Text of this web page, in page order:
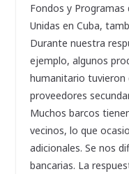
Fondos y Programas
Unidas en Cuba,
Durante nuestra
ejemplo, algunos
humanitario tuvieron
proveedores
Muchos barcos
vecinos, lo que
adicionales. Se nos
bancarias. La